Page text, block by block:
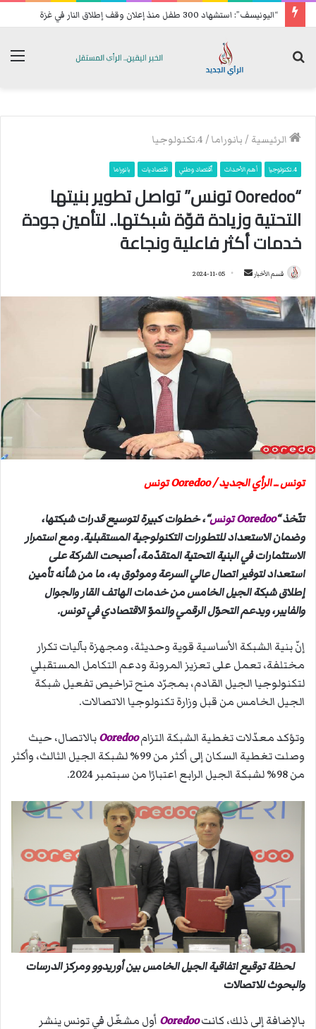
“اليونيسف”: استشهاد 300 طفل منذ إعلان وقف إطلاق النار في غزة
الرئيسية /بانوراما/4.تكنولوجيا
4.تكنولوجيا أهم الأحداث ٱقتصاد وطني اقتصاديات بانوراما
“Ooredoo تونس” تواصل تطوير بنيتها
التحتية وزيادة قوّة شبكتها.. لتأمين جودة
خدمات أكثر فاعلية ونجاعة
قسم الأخبار
س
ب
د
ك
ا
2024-11-05
تونس ــ الرأي الجديد / Ooredoo تونس
تتّخذ “Ooredoo تونس
“، خطوات كبيرة لتوسيع قدرات شبكتها،
وضمان الاستعداد للتطورات التكنولوجية المستقبلية. ومع استمرار
الاستثمارات في البنية التحتية المتقدّمة، أصبحت الشركة على
استعداد لتوفير اتصال عالي السرعة وموثوق به، ما من شأنه تأمين
إطلاق شبكة الجيل الخامس من خدمات الهاتف القار والجوال
والفايبر، ويدعم التحوّل الرقمي والنموّ الاقتصادي في تونس.
إنّ بنية الشبكة الأساسية قوية وحديثة، ومجهزة بآليات تكرار
مختلفة، تعمل على تعزيز المرونة ودعم التكامل المستقبلي
لتكنولوجيا الجيل القادم، بمجرّد منح تراخيص تفعيل شبكة
الجيل الخامس من قبل وزارة تكنولوجيا الاتصالات.
وتؤكد معدّلات تغطية الشبكة التزامOoredooبالاتصال، حيث
وصلت تغطية السكان إلى أكثر من 99% لشبكة الجيل الثالث، وأكثر
من 98% لشبكة الجيل الرابع اعتبارًا من سبتمبر 2024.
لحظة توقيع اتفاقية الجيل الخامس بين أوريدوو ومركز الدرسات
والبحوث للاتصالات
بالإضافة إلى ذلك، كانتOoredoo أول مشغّل في تونس ينشر